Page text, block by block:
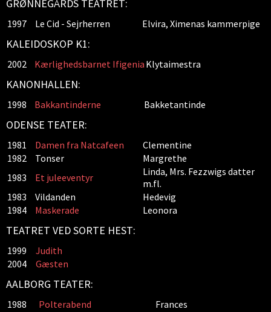
GRØNNEGÅRDS TEATRET:
1997 Le Cid - Sejrherren Elvira, Ximenas kammerpige
KALEIDOSKOP K1:
2002 Kærlighedsbarnet Ifigenia Klytaimestra
KANONHALLEN:
1998 Bakkantinderne Bakketantinde
ODENSE TEATER:
1981 Damen fra Natcafeen
Clementine
1982
Tonser
Margrethe
1983
Et juleeventyr
Linda, Mrs. Fezzwigs datter
m.fl.
1983
Vildanden
Hedevig
1984
Maskerade Leonora
TEATRET VED SORTE HEST:
1999
Judith
2004
Gæsten
AALBORG TEATER:
1988 Polterabend
Frances